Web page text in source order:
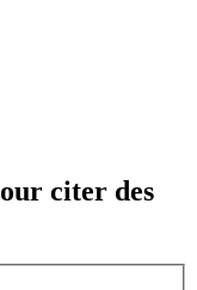
citer des